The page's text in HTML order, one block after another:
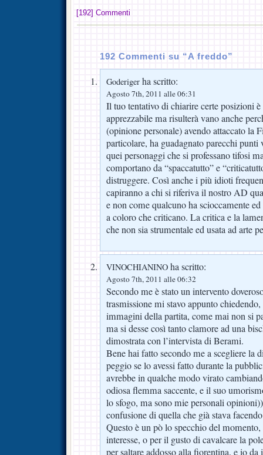
[192] Commenti
192 Commenti su “A freddo”
Goderiger ha scritto:
Agosto 7th, 2011 alle 06:31
Il tuo tentativo di chiarire certe posizioni è
apprezzabile ma risulterà vano anche
(opinione personale) avendo attaccato la
particolare, ha guadagnato parecchi
quei personaggi che si professano tifosi
comportano da “spaccatutto” e
distruggere. Così anche i più idioti
capiranno a chi si riferiva il nostro AD
e non come qualcuno ha scioccamente
a coloro che criticano. La critica e la
che non sia strumentale ed usata ad arte
VINOCHIANINO ha scritto:
Agosto 7th, 2011 alle 06:32
Secondo me è stato un intervento
trasmissione mi stavo appunto
immagini della partita, come mai non si
ma si desse così tanto clamore ad una
dimostrata con l’intervista di Berami.
Bene hai fatto secondo me a scegliere la
peggio se lo avessi fatto durante la
avrebbe in qualche modo virato
odiosa flemma saccente, e il suo
lo sfogo, ma sono mie personali
confusione di quella che già stava
Questo è un pò lo specchio del
interesse, o per il gusto di cavalcare la
per saltare addosso alla fiorentina, e io